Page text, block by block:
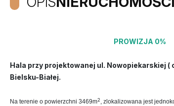
PROWIZJA 0%
Hala przy projektowanej ul. Nowopiekarskiej (
Bielsku-Białej.
Na terenie o powierzchni 3469m2, zlokalizowana jest